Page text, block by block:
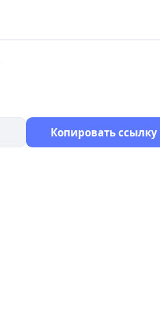
Копировать ссылку